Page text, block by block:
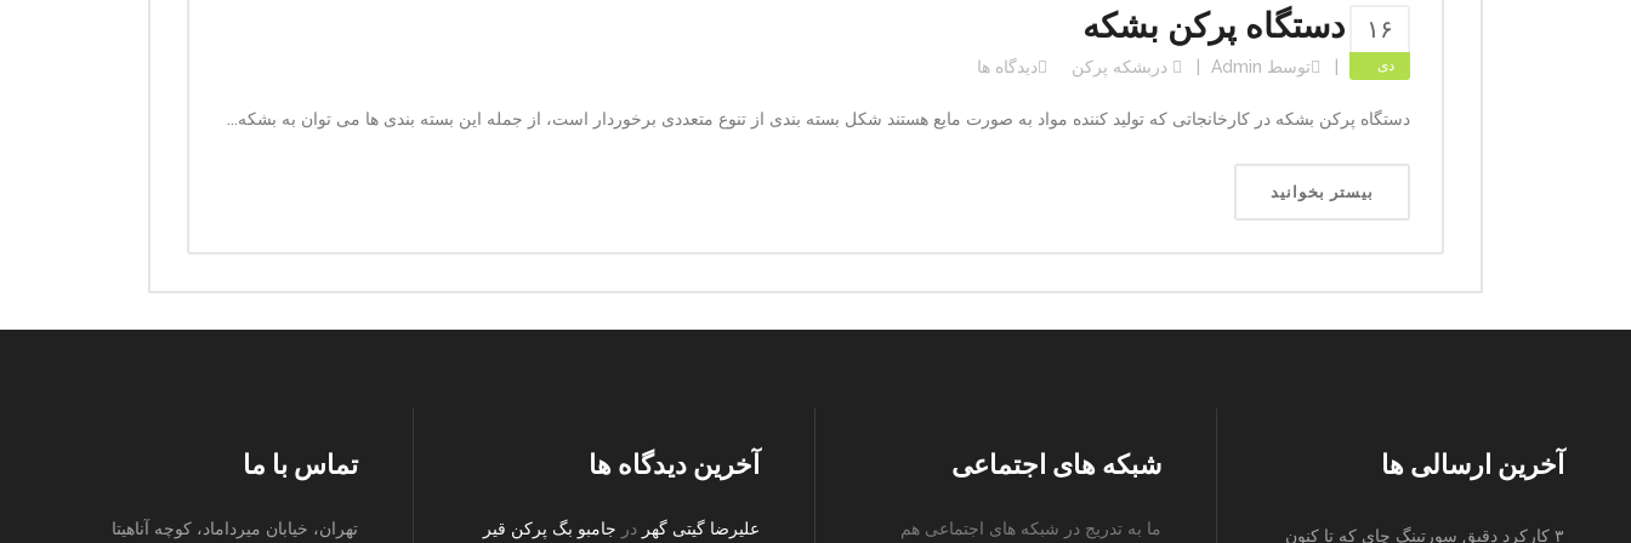
۱۶
دی
دستگاه پرکن بشکه
توسط Admin در بشکه پرکن دیدگاه ها
دستگاه پرکن بشکه در کارخانجاتی که تولید کننده مواد به صورت مایع هستند شکل بسته بندی از تنوع متعددی برخوردار است، از جمله این بسته بندی ها می توان به بشکه...
بیستر بخوانید
تماس با ما
تهران، خیابان میرداماد، کوچه آناهیتا
آخرین دیدگاه ها
علیرضا گیتی گهر در جامبو بگ پرکن قیر
شبکه های اجتماعی
ما به تدریج در شبکه های اجتماعی هم
آخرین ارسالی ها
۳ کارکرد دقیق سورتینگ چای که تا کنون